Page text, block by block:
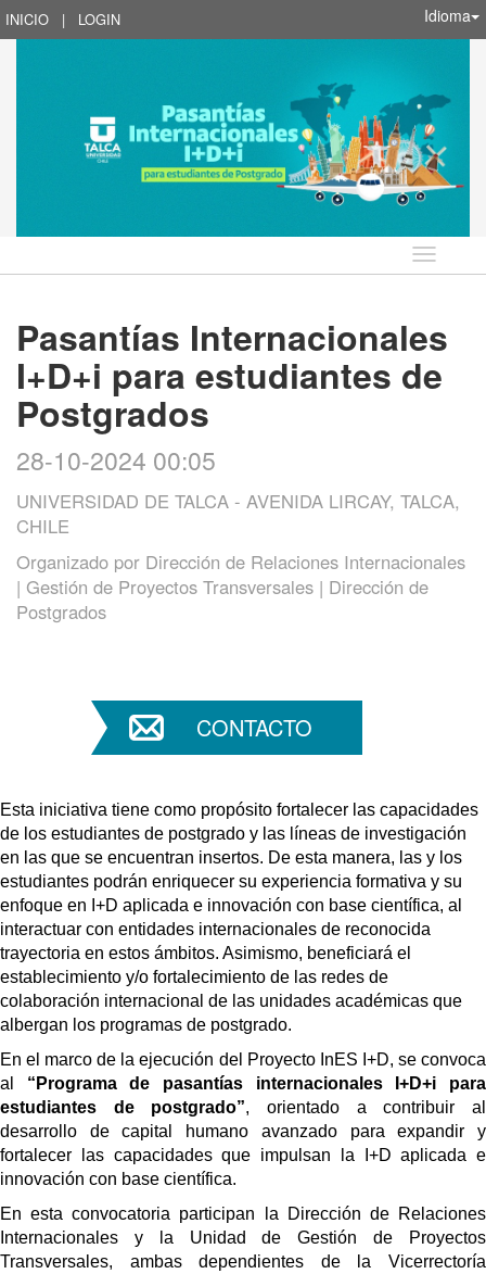
INICIO | LOGIN Idioma
Idioma
Pasantías Internacionales
I+D+i para estudiantes de
Postgrados
28-10-2024 00:05
UNIVERSIDAD DE TALCA - AVENIDA LIRCAY, TALCA,
CHILE
Organizado por Dirección de Relaciones Internacionales
| Gestión de Proyectos Transversales | Dirección de
Postgrados
CONTACTO
Esta iniciativa tiene como propósito fortalecer las capacidades
de los estudiantes de postgrado y las líneas de investigación
en las que se encuentran insertos. De esta manera, las y los
estudiantes podrán enriquecer su experiencia formativa y su
enfoque en I+D aplicada e innovación con base científica, al
interactuar con entidades internacionales de reconocida
trayectoria en estos ámbitos. Asimismo, beneficiará el
establecimiento y/o fortalecimiento de las redes de
colaboración internacional de las unidades académicas que
albergan los programas de postgrado.
En el marco de la ejecución del Proyecto InES I+D, se convoca
al “Programa de pasantías internacionales I+D+i para
estudiantes de postgrado”, orientado a contribuir al
desarrollo de capital humano avanzado para expandir y
fortalecer las capacidades que impulsan la I+D aplicada e
innovación con base científica.
En esta convocatoria participan la Dirección de Relaciones
Internacionales y la Unidad de Gestión de Proyectos
Transversales, ambas dependientes de la Vicerrectoría